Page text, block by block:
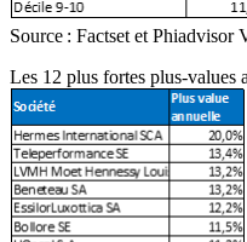
Source : Factset et Phiadvisor
Les 12 plus fortes plus-values